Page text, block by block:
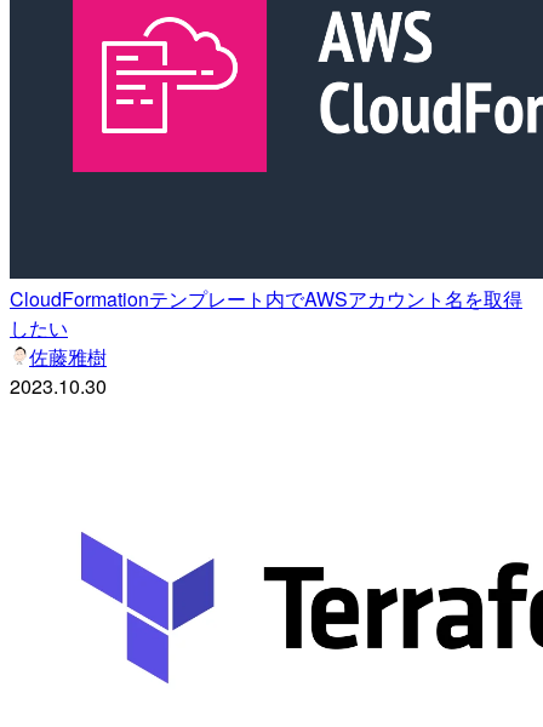
CloudFormationテンプレート内でAWSアカウント名を取得
したい
佐藤雅樹
2023.10.30